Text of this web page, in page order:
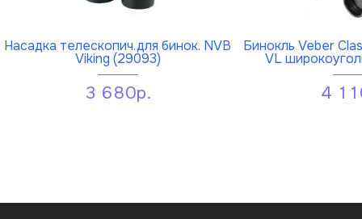
Насадка телескопич.для бинок. NVB
Viking (29093)
3 680р.
Бинокль Veber
VL
4